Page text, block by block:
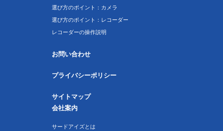
選び方のポイント：カメラ
選び方のポイント：レコーダー
レコーダーの操作説明
お問い合わせ
プライバシーポリシー
サイトマップ
会社案内
サードアイズとは